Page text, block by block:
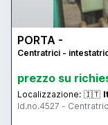
PORTA -
Centratrici -
prezzo su
Localizzazione: 🇮🇹
Id.no.4527 -